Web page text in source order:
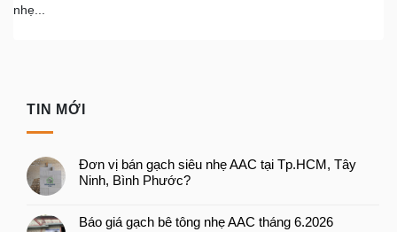
nhẹ...
TIN MỚI
Đơn vị bán gạch siêu nhẹ AAC tại Tp.HCM, Tây
Ninh, Bình Phước?
Báo giá gạch bê tông nhẹ AAC tháng 6.2026